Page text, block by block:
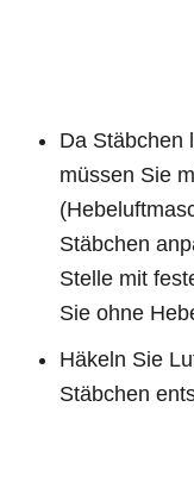
Da Stäbchen
müssen Sie
Stäbchen
Stelle mit
Sie ohne
Häkeln Sie
Stäbchen